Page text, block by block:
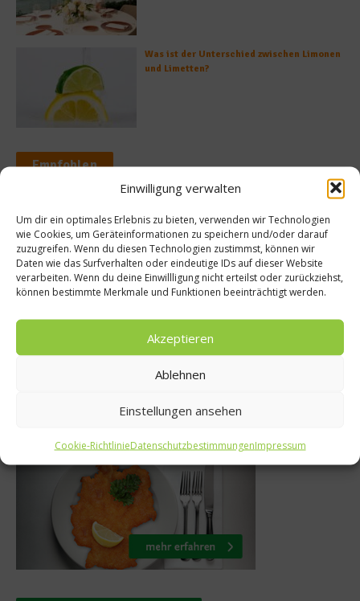
Einwilligung verwalten
Um dir ein optimales Erlebnis zu bieten, verwenden wir Technologien
wie Cookies, um Geräteinformationen zu speichern und/oder darauf
zuzugreifen. Wenn du diesen Technologien zustimmst, können wir
Daten wie das Surfverhalten oder eindeutige IDs auf dieser Website
verarbeiten. Wenn du deine Einwillligung nicht erteilst oder zurückziehst,
können bestimmte Merkmale und Funktionen beeinträchtigt werden.
Akzeptieren
Ablehnen
Einstellungen ansehen
Cookie-RichtlinieDatenschutzbestimmungenImpressum
Was ist der Unterschied zwischen Limonen
und Limetten?
Empfohlen
bei den
in Paris
News
Die Zahl der
3. Juli 2012
Was isst Deutschland